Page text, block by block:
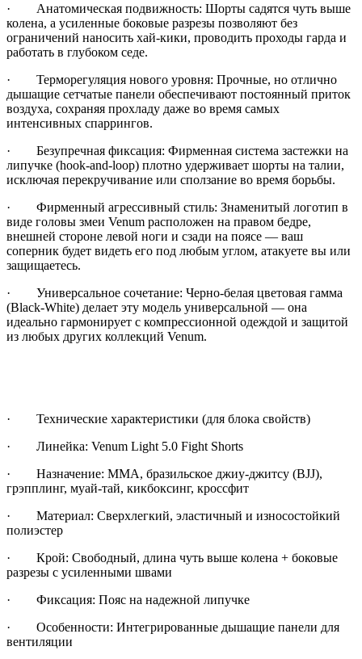
· Анатомическая подвижность: Шорты садятся чуть выше
колена, а усиленные боковые разрезы позволяют без
ограничений наносить хай-кики, проводить проходы гарда и
работать в глубоком седе.
· Терморегуляция нового уровня: Прочные, но отлично
дышащие сетчатые панели обеспечивают постоянный приток
воздуха, сохраняя прохладу даже во время самых
интенсивных спаррингов.
· Безупречная фиксация: Фирменная система застежки на
липучке (hook-and-loop) плотно удерживает шорты на талии,
исключая перекручивание или сползание во время борьбы.
· Фирменный агрессивный стиль: Знаменитый логотип в
виде головы змеи Venum расположен на правом бедре,
внешней стороне левой ноги и сзади на поясе — ваш
соперник будет видеть его под любым углом, атакуете вы или
защищаетесь.
· Универсальное сочетание: Черно-белая цветовая гамма
(Black-White) делает эту модель универсальной — она
идеально гармонирует с компрессионной одеждой и защитой
из любых других коллекций Venum.
· Технические характеристики (для блока свойств)
· Линейка: Venum Light 5.0 Fight Shorts
· Назначение: ММА, бразильское джиу-джитсу (BJJ),
грэпплинг, муай-тай, кикбоксинг, кроссфит
· Материал: Сверхлегкий, эластичный и износостойкий
полиэстер
· Крой: Свободный, длина чуть выше колена + боковые
разрезы с усиленными швами
· Фиксация: Пояс на надежной липучке
· Особенности: Интегрированные дышащие панели для
вентиляции